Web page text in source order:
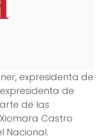
expresidenta de
de
de las
Castro
Nacional.